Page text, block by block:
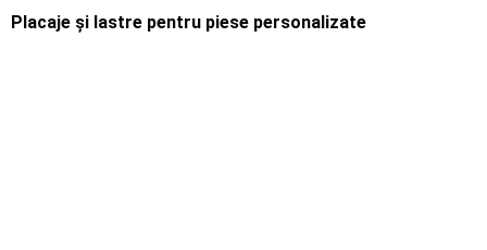
Placaje și lastre pentru piese personalizate